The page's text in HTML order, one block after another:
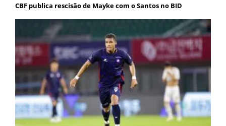
CBF publica rescisão de Mayke com o Santos no BID